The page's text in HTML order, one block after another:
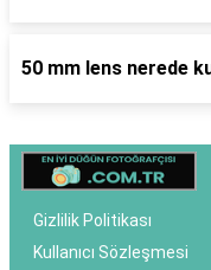
50 mm lens nerede
Gizlilik Politikası
Kullanıcı Sözleşmesi